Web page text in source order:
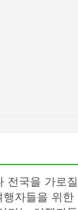
국을 가로
자들을 위